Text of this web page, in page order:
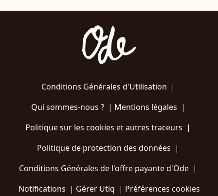
Conditions Générales d'Utilisation |
Qui sommes-nous ?| Mentions légales |
Politique sur les cookies et autres traceurs |
Politique de protection des données |
Conditions Générales de l'offre payante d'Ode |
Notifications | Gérer Utiq | Préférences cookies